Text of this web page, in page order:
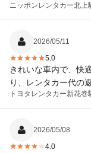
ニッポンレンタカー北上
2026/05/11
5.0
きれいな車内で、快
り、レンタカー代の
トヨタレンタカー新花巻
2026/05/08
4.0